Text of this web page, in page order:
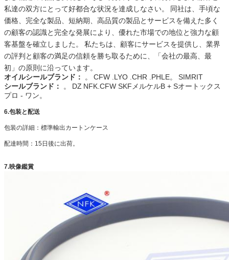
私達の双方にとって好都合な状況を達成しなさい。
同社は、手頃な
価格、完全な製品、短納期、高品質の製品とサービスを備えた多く
の顧客の認識と完全な発展により、優れた市場での地位と強力な顧
客基盤を確立しました。
私たちは、顧客にサービスを提供し、業界
の評判と顧客の満足の信頼を勝ち取るために、「会社の最高、最
初」の原則に沿っています。
オイルシールブランド：
。 CFW .LYO .CHR .PHLE。
SIMRIT
シールブランド：
。 DZ NFK.CFW SKFメルケルB + Sオートックス
プロ - ワン。
6.包装と配送
包装の詳細：標準輸出カートンケース
配達時間：15日後に出荷。
7.映像鑑賞